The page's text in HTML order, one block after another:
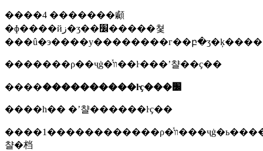
����4 �������顣
�ɸ����йز�ʒ��׼�����쳧
�������ρ��ҷġ�ͯװ��ŀ���ʼ챨��ҫ��
���� ����������ŀҫ���׼
����һ�� �ʼ챨������ŀҫ��
����1������������ρ�ͯװ���ҷġ�ь����ŀ�ĵ��̣�ÿ��ʒ���������ṩһ���ɵ������������ߵ��ʼ
챨�档